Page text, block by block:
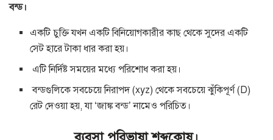
বন্ড।
একটি চুক্তি যখন একটি বিনিয়োগকারীর কাছ থেকে সুদের একটি
সেট হারে টাকা ধার করা হয়।
এটি নির্দিষ্ট সময়ের মধ্যে পরিশোধ করা হয়।
বন্ডগুলিকে সবচেয়ে নিরাপদ (xyz) থেকে সবচেয়ে ঝুঁকিপূর্ণ (D)
রেট দেওয়া হয়, যা ‘জাঙ্ক বন্ড’ নামেও পরিচিত।